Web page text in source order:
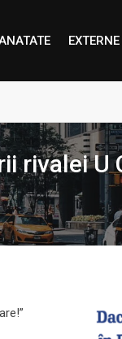
EXTERNE
decât credem”
rivalei U